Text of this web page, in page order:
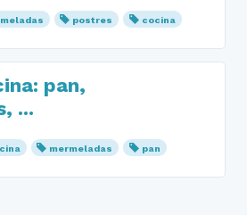
postres cocina
pan,
...
mermeladas pan